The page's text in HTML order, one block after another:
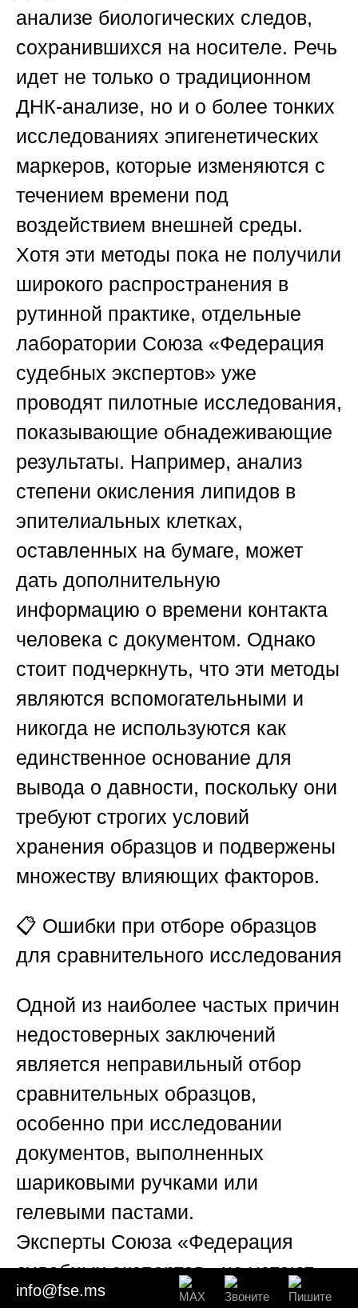
анализе биологических следов,
сохранившихся на носителе. Речь
идет не только о традиционном
ДНК-анализе, но и о более тонких
исследованиях эпигенетических
маркеров, которые изменяются с
течением времени под
воздействием внешней среды.
Хотя эти методы пока не получили
широкого распространения в
рутинной практике, отдельные
лаборатории Союза «Федерация
судебных экспертов» уже
проводят пилотные исследования,
показывающие обнадеживающие
результаты. Например, анализ
степени окисления липидов в
эпителиальных клетках,
оставленных на бумаге, может
дать дополнительную
информацию о времени контакта
человека с документом. Однако
стоит подчеркнуть, что эти методы
являются вспомогательными и
никогда не используются как
единственное основание для
вывода о давности, поскольку они
требуют строгих условий
хранения образцов и подвержены
множеству влияющих факторов.
📋 Ошибки при отборе образцов
для сравнительного исследования
Одной из наиболее частых причин
недостоверных заключений
является неправильный отбор
сравнительных образцов,
особенно при исследовании
документов, выполненных
шариковыми ручками или
гелевыми пастами.
Эксперты Союза «Федерация
судебных экспертов»не устают
повторять, что образцы должны
info@fse.ms